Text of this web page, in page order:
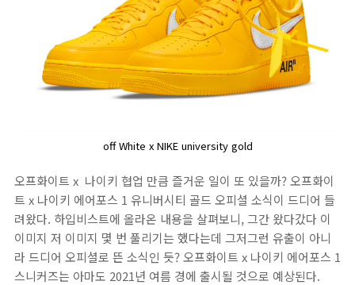
off White x NIKE university gold
오프화이트 x 나이키 협업 만큼 즐거운 일이 또 있을까? 오프화이
트 x 나이키 에어포스 1 유니버시티 골드 오피셜 소식이 드디어 들
려왔다. 하입비스트에 올라온 내용을 살펴보니, 그간 왔다갔다 이
이미지 저 이미지 몇 번 풀리기는 했다는데 그저그런 유출이 아니
라 드디어 오피셜로 뜬 소식인 듯? 오프화이트 x 나이키 에어포스 1
스니커즈는 아마도 2021년 여름 경에 출시될 것으로 예상된다.